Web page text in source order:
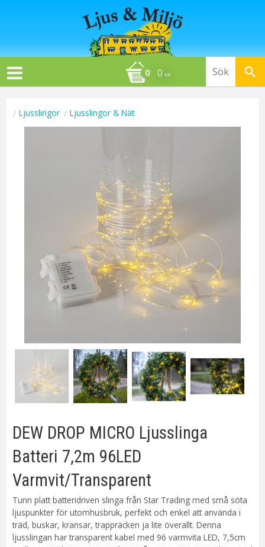
0 KR
Ljusslingor Ljusslingor & Nät
DEW DROP MICRO Ljusslinga
Batteri 7,2m 96LED
Varmvit/Transparent
Tunn platt batteridriven slinga från Star Trading med små söta
ljuspunkter för utomhusbruk, perfekt och enkel att använda i
träd, buskar, kransar, trappräcken ja lite överallt. Denna
ljusslingan har transparent kabel med 96 varmvita LED, 7,5cm